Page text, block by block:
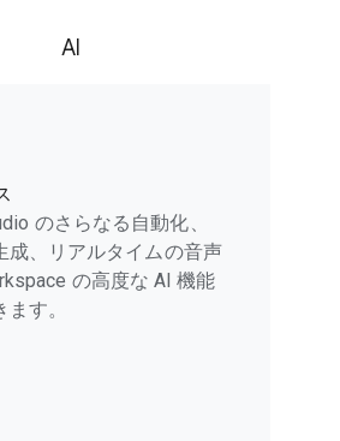
AI
のさらなる自動化、
成、リアルタイムの音声
の高度な AI 機能
す。